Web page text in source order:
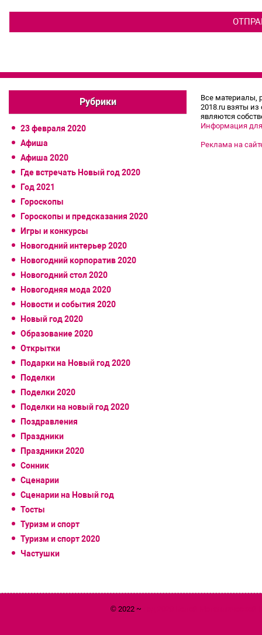
Рубрики
23 февраля 2020
Афиша
Афиша 2020
Где встречать Новый год 2020
Год 2021
Гороскопы
Гороскопы и предсказания 2020
Игры и конкурсы
Новогодний интерьер 2020
Новогодний корпоратив 2020
Новогодний стол 2020
Новогодняя мода 2020
Новости и события 2020
Новый год 2020
Образование 2020
Открытки
Подарки на Новый год 2020
Поделки
Поделки 2020
Поделки на новый год 2020
Поздравления
Праздники
Праздники 2020
Сонник
Сценарии
Сценарии на Новый год
Тосты
Туризм и спорт
Туризм и спорт 2020
Частушки
Все материалы,
2018.ru взяты
являются
Информация
Реклама на
© 2022 ~